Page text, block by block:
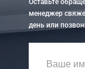
менеджер
день или